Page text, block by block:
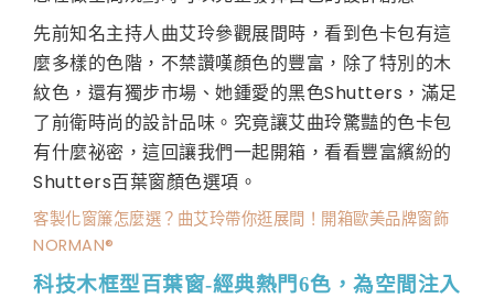
先前知名主持人曲艾玲參觀展間時，看到色卡包有這
麼多樣的色階，不禁讚嘆顏色的豐富，除了特別的木
紋色，還有獨步市場、她鍾愛的黑色Shutters，滿足
了前衛時尚的設計品味。究竟讓艾曲玲驚豔的色卡包
有什麼祕密，這回讓我們一起開箱，看看豐富繽紛的
Shutters百葉窗顏色選項。
客製化窗簾怎麼選？曲艾玲帶你逛展間！開箱歐美品牌窗飾
NORMAN®
科技木框型百葉窗-經典熱門6色，為空間注入